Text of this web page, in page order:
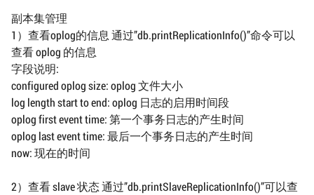
副本集管理
1）查看oplog的信息 通过”db.printReplicationInfo()”命令可以
查看 oplog 的信息
字段说明:
configured oplog size: oplog 文件大小
log length start to end: oplog 日志的启用时间段
oplog first event time: 第一个事务日志的产生时间
oplog last event time: 最后一个事务日志的产生时间
now: 现在的时间
2）查看 slave 状态 通过”db.printSlaveReplicationInfo()”可以查